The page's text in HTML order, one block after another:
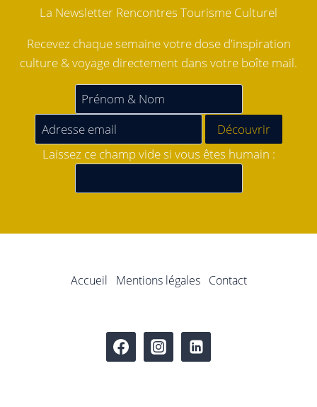
La Newsletter Rencontres Tourisme Culturel
Recevez chaque semaine votre dose d'inspiration
culture & voyage directement dans votre boîte mail.
Laissez ce champ vide si vous êtes humain :
Accueil Mentions légales Contact